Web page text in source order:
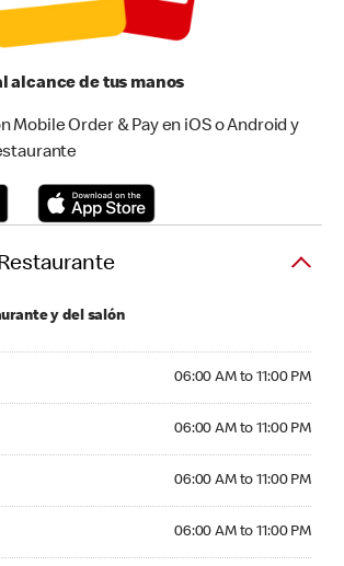
alcance de tus manos
Mobile Order & Pay en iOS o Android y
y del salón
06:00 AM to 11:00 PM
06:00 AM to 11:00 PM
06:00 AM to 11:00 PM
06:00 AM to 11:00 PM